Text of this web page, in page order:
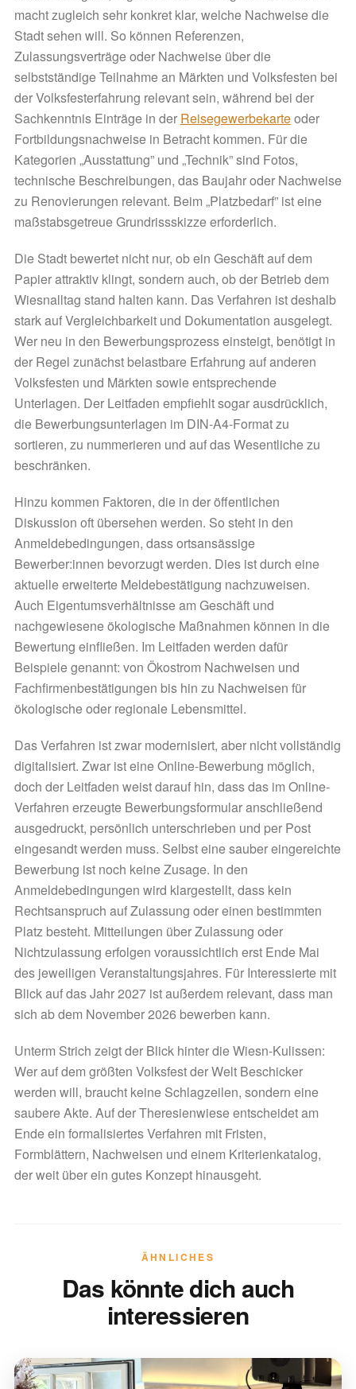
macht zugleich sehr konkret klar, welche Nachweise die
Stadt sehen will. So können Referenzen,
Zulassungsverträge oder Nachweise über die
selbstständige Teilnahme an Märkten und Volksfesten bei
der Volksfesterfahrung relevant sein, während bei der
Sachkenntnis Einträge in der Reisegewerbekarteoder
Fortbildungsnachweise in Betracht kommen. Für die
Kategorien „Ausstattung” und „Technik” sind Fotos,
technische Beschreibungen, das Baujahr oder Nachweise
zu Renovierungen relevant. Beim „Platzbedarf” ist eine
maßstabsgetreue Grundrissskizze erforderlich.
Die Stadt bewertet nicht nur, ob ein Geschäft auf dem
Papier attraktiv klingt, sondern auch, ob der Betrieb dem
Wiesnalltag stand halten kann. Das Verfahren ist deshalb
stark auf Vergleichbarkeit und Dokumentation ausgelegt.
Wer neu in den Bewerbungsprozess einsteigt, benötigt in
der Regel zunächst belastbare Erfahrung auf anderen
Volksfesten und Märkten sowie entsprechende
Unterlagen. Der Leitfaden empfiehlt sogar ausdrücklich,
die Bewerbungsunterlagen im DIN-A4-Format zu
sortieren, zu nummerieren und auf das Wesentliche zu
beschränken.
Hinzu kommen Faktoren, die in der öffentlichen
Diskussion oft übersehen werden. So steht in den
Anmeldebedingungen, dass ortsansässige
Bewerber:innen bevorzugt werden. Dies ist durch eine
aktuelle erweiterte Meldebestätigung nachzuweisen.
Auch Eigentumsverhältnisse am Geschäft und
nachgewiesene ökologische Maßnahmen können in die
Bewertung einfließen. Im Leitfaden werden dafür
Beispiele genannt: von Ökostrom Nachweisen und
Fachfirmenbestätigungen bis hin zu Nachweisen für
ökologische oder regionale Lebensmittel.
Das Verfahren ist zwar modernisiert, aber nicht vollständig
digitalisiert. Zwar ist eine Online-Bewerbung möglich,
doch der Leitfaden weist darauf hin, dass das im Online-
Verfahren erzeugte Bewerbungsformular anschließend
ausgedruckt, persönlich unterschrieben und per Post
eingesandt werden muss. Selbst eine sauber eingereichte
Bewerbung ist noch keine Zusage. In den
Anmeldebedingungen wird klargestellt, dass kein
Rechtsanspruch auf Zulassung oder einen bestimmten
Platz besteht. Mitteilungen über Zulassung oder
Nichtzulassung erfolgen voraussichtlich erst Ende Mai
des jeweiligen Veranstaltungsjahres. Für Interessierte mit
Blick auf das Jahr 2027 ist außerdem relevant, dass man
sich ab dem November 2026 bewerben kann.
Unterm Strich zeigt der Blick hinter die Wiesn-Kulissen:
Wer auf dem größten Volksfest der Welt Beschicker
werden will, braucht keine Schlagzeilen, sondern eine
saubere Akte. Auf der Theresienwiese entscheidet am
Ende ein formalisiertes Verfahren mit Fristen,
Formblättern, Nachweisen und einem Kriterienkatalog,
der weit über ein gutes Konzept hinausgeht.
ÄHNLICHES
Das könnte dich auch
interessieren